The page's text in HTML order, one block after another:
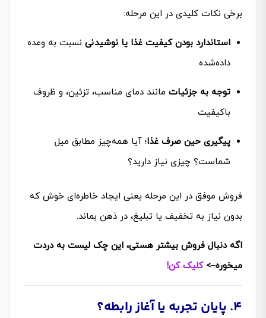
برخی نکات کلیدی در این مرحله:
استاندارد بودن کیفیت غذا یا نوشیدنی نسبت به وعده
داده‌شده
توجه به جزئیات مانند دمای مناسب، تزئین، و ظروف
باکیفیت
پیگیری حین صرف غذا؛ آیا همه‌چیز مطابق میل
شماست؟ چیزی نیاز دارید؟
فروش موفق در این مرحله یعنی ایجاد خاطره‌ای خوش که
بدون نیاز به تخفیف یا تبلیغ، در ذهن بماند.
اگه دنبال فروش بیشتر هستی، این چک لیست به دردت
میخوره–> کلیک کن!
۴. پایان تجربه یا آغاز رابطه؟